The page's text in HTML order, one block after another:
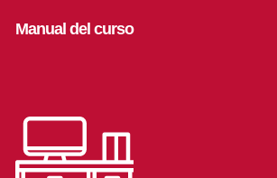
Manual del curso